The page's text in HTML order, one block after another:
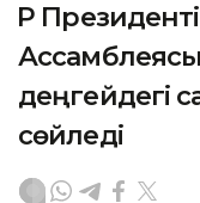
ҚР
деңгейдегі
сөйледі